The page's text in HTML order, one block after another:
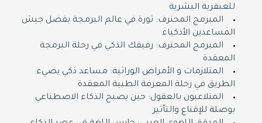
للعبقرية البشرية
المبرمج المحترف: ثورة في عالم البرمجة بفضل جيش
المساعدين الأذكياء
المبرمج المحترف: رفيقك الذكي في رحلة البرمجة
المعقدة
المتلازمات و الأمراض الوراثية: مساعد ذكي يضيء
الطريق في رحلة المعرفة الطبية المعقدة
المتلاعبون بالعقول: حين يصبح الذكاء الاصطناعي
بوصلة للإقناع والتأثير